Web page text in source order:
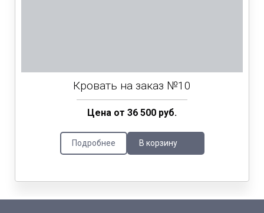
Кровать на заказ №10
Цена от 36 500 руб.
Подробнее В корзину